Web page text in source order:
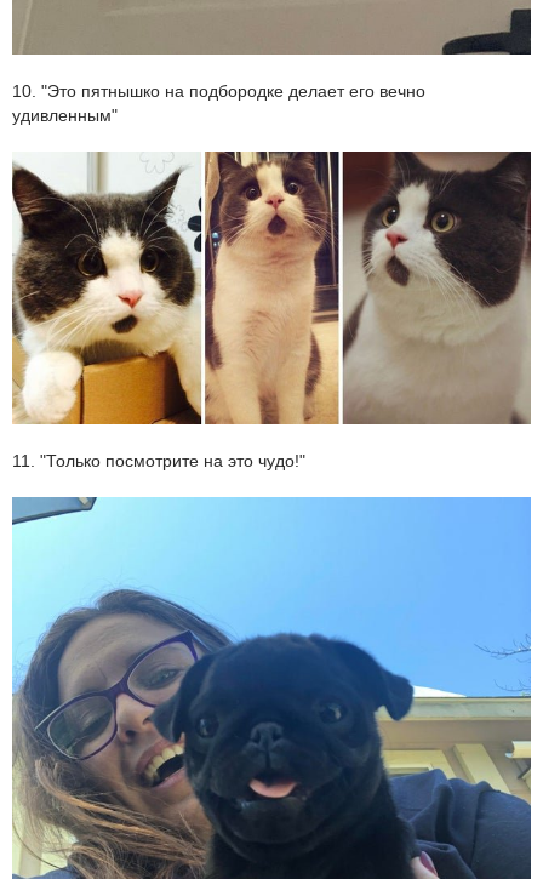
10. "Это пятнышко на подбородке делает его вечно
удивленным"
11. "Только посмотрите на это чудо!"